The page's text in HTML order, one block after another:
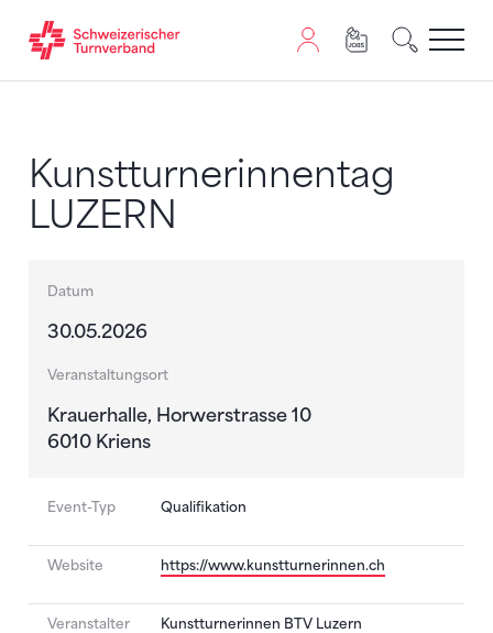
Kunstturnerinnentag
LUZERN
Datum
30.05.2026
Veranstaltungsort
Krauerhalle, Horwerstrasse 10
6010 Kriens
Event-Typ Qualifikation
Website https://www.kunstturnerinnen.ch
Veranstalter
Kunstturnerinnen BTV Luzern